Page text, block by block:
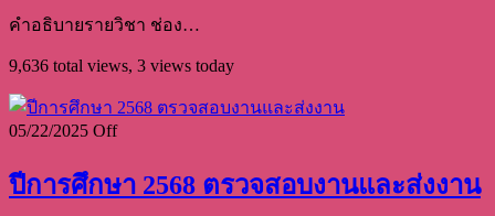
คำอธิบายรายวิชา ช่อง…
9,636 total views, 3 views today
05/22/2025 Off
ปีการศึกษา 2568 ตรวจสอบงานและส่งงาน